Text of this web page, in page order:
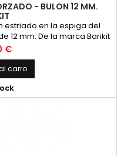
- BULON 12 MM.
estriado en la espiga del
12 mm. De la marca Barikit
€
carro